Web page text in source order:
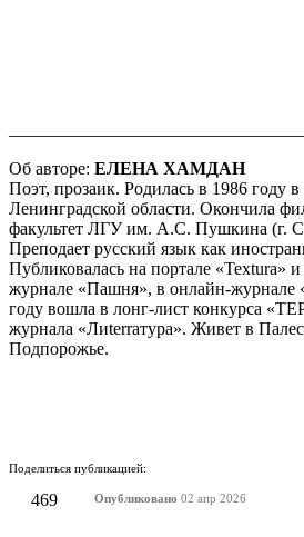
Об авторе: ЕЛЕНА ХАМДАН
Поэт, прозаик. Родилась в 1986 году
Ленинградской области. Окончила
факультет ЛГУ им. А.С. Пушкина (г.
Преподает русский язык как
Публиковалась на портале «Textura»
журнале «Пашня», в онлайн-журнале
году вошла в лонг-лист конкурса
журнала «Лиterraтура». Живет в
Подпорожье.
Поделиться публикацией:
469 Опубликовано 02 апр 2026